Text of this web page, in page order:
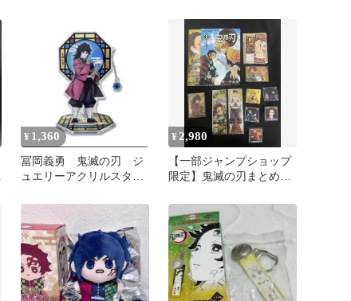
¥ 1,360
冨岡義勇 鬼滅の刃 ジ
ュエリーアクリルスタン
¥ 2,980
【一部ジャンプショップ
限定】鬼滅の刃まとめグ